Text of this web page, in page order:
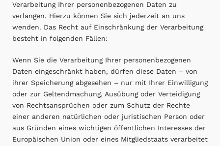
Verarbeitung Ihrer personenbezogenen Daten zu
verlangen. Hierzu können Sie sich jederzeit an uns
wenden. Das Recht auf Einschränkung der Verarbeitung
besteht in folgenden Fällen:
Wenn Sie die Verarbeitung Ihrer personenbezogenen
Daten eingeschränkt haben, dürfen diese Daten – von
ihrer Speicherung abgesehen – nur mit Ihrer Einwilligung
oder zur Geltendmachung, Ausübung oder Verteidigung
von Rechtsansprüchen oder zum Schutz der Rechte
einer anderen natürlichen oder juristischen Person oder
aus Gründen eines wichtigen öffentlichen Interesses der
Europäischen Union oder eines Mitgliedstaats verarbeitet